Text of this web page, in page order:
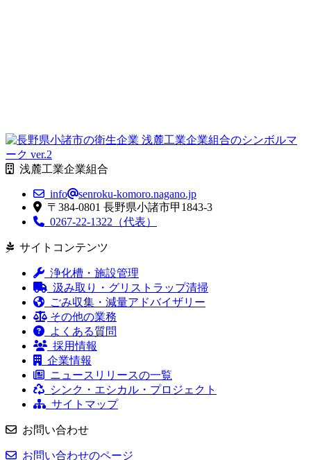
浅麓工業企業組合
info
senroku-komoro.nagano.jp
〒384-0801 長野県小諸市甲1843-3
0267-22-1322（代表）
サイトコンテンツ
浄化槽・施設管理
汲み取り・グリストラップ清掃
ごみ収集・減量アドバイザリー
その他の業務
よくある質問
採用情報
企業情報
ニュースリリースの一覧
シンク・エシカル・プロジェクト
サイトマップ
お問い合わせ
お問い合わせのページ